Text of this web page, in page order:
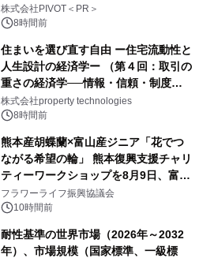
ー】株式会社PIVOT
株式会社PIVOT＜PR＞
8時間前
住まいを選び直す自由 ー住宅流動性と
人生設計の経済学ー （第４回：取引の
重さの経済学──情報・信頼・制度を
PropTechはどう組み替えるか）｜
PropTech-Lab
株式会社property technologies
8時間前
熊本産胡蝶蘭×富山産ジニア「花でつ
ながる希望の輪」 熊本復興支援チャリ
ティーワークショップを8月9日、富
山・射水で開催
フラワーライフ振興協議会
10時間前
耐性基準の世界市場（2026年～2032
年）、市場規模（国家標準、一級標